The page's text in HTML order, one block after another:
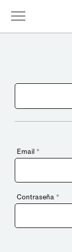
Email *
Contraseña *